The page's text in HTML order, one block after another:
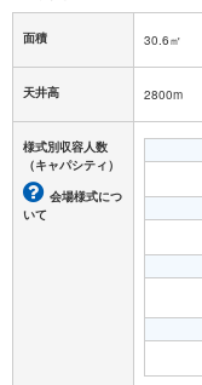
面積 30.6㎡
天井高 2800m
様式別収容人数
（キャパシティ）
会場様式につ
いて